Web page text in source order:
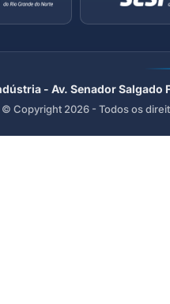
- Av. Senador
© Copyright 2026- Todos os